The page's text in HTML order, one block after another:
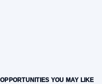
OPPORTUNITIES YOU MAY LIKE